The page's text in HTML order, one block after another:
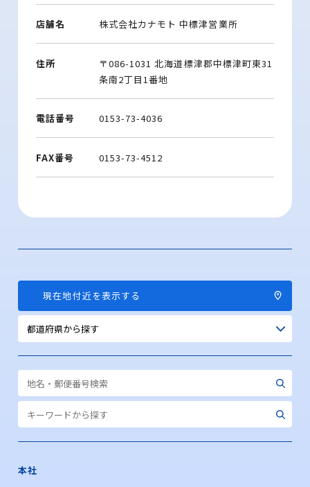
店舗名 株式会社カナモト 中標津営業所
住所
〒086-1031 北海道標津郡中標津町東31
条南2丁目1番地
電話番号 0153-73-4036
FAX番号 0153-73-4512
現在地付近を表示する
本社